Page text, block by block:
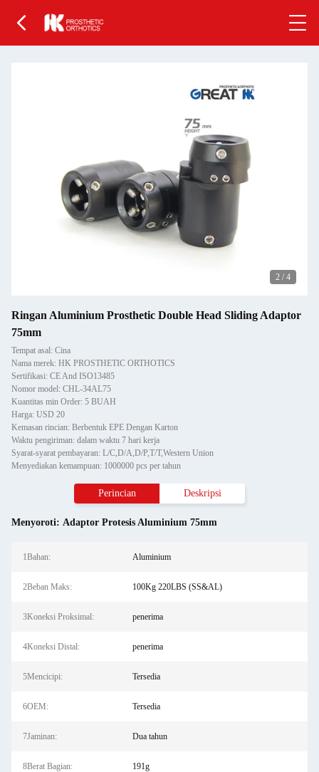
2 / 4
Ringan Aluminium Prosthetic Double Head Sliding Adaptor
75mm
Tempat asal: Cina
Nama merek: HK PROSTHETIC ORTHOTICS
Sertifikasi: CE And ISO13485
Nomor model: CHL-34AL75
Kuantitas min Order: 5 BUAH
Harga: USD 20
Kemasan rincian: Berbentuk EPE Dengan Karton
Waktu pengiriman: dalam waktu 7 hari kerja
Syarat-syarat pembayaran: L/C,D/A,D/P,T/T,Western Union
Menyediakan kemampuan: 1000000 pcs per tahun
Perincian Deskripsi
Menyoroti: Adaptor Protesis Aluminium 75mm
1Bahan: Aluminium
2Beban Maks: 100Kg 220LBS (SS&AL)
3Koneksi Proksimal: penerima
4Koneksi Distal: penerima
5Mencicipi: Tersedia
6OEM: Tersedia
7Jaminan: Dua tahun
8Berat Bagian: 191g